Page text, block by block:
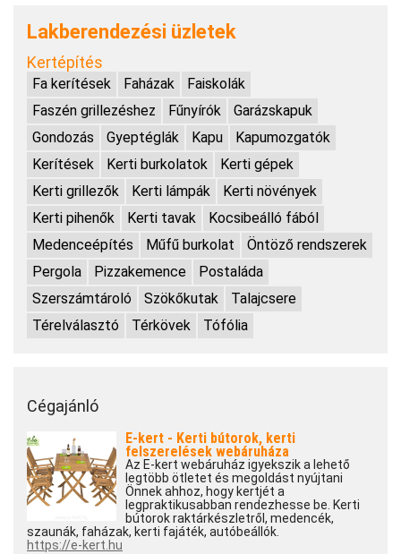
Lakberendezési üzletek
Kertépítés
Fa kerítések Faházak
Faiskolák
Faszén grillezéshez
Fűnyírók
Garázskapuk
Gondozás
Gyeptéglák Kapu
Kapumozgatók
Kerítések
Kerti burkolatok
Kerti gépek
Kerti grillezők
Kerti lámpák
Kerti növények
Kerti pihenők
Kerti tavak
Kocsibeálló fából
Medenceépítés
Műfű burkolat
Öntöző rendszerek
Pergola
Pizzakemence
Postaláda
Szerszámtároló
Szökőkutak
Talajcsere
Térelválasztó
Térkövek Tófólia
Cégajánló
E-kert - Kerti bútorok, kerti
felszerelések webáruháza
Az E-kert webáruház igyekszik a lehető
legtöbb ötletet és megoldást nyújtani
Önnek ahhoz, hogy kertjét a
legpraktikusabban rendezhesse be. Kerti
bútorok raktárkészletről, medencék,
szaunák, faházak, kerti fajáték, autóbeállók.
https://e-kert.hu